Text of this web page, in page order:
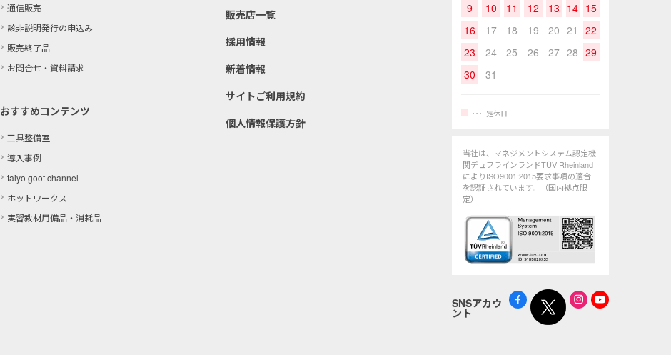
通信販売
該非説明発行の申込み
販売終了品
お問合せ・資料請求
おすすめコンテンツ
工具整備室
導入事例
taiyo goot channel
ホットワークス
実習教材用備品・消耗品
販売店一覧
採用情報
新着情報
サイトご利用規約
個人情報保護方針
9
10 11 12 13 14 15
16
17 18 19 20 21
22
23
24 25 26 27 28 29
30
31
定休日
当社は、マネジメントシステム認定機
関デュフラインランドTÜV Rheinland
によりISO9001:2015要求事項の適合
を認証されています。（国内拠点限
定）
SNSアカウ
ント